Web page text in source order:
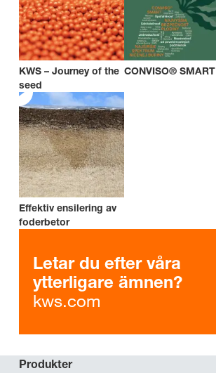
KWS – Journey of the
seed
CONVISO® SMART
Effektiv ensilering av
foderbetor
Letar du efter våra
ytterligare ämnen?
kws.com
Produkter